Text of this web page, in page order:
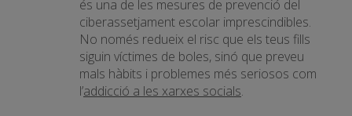
és una de les mesures de prevenció del
ciberassetjament escolar imprescindibles.
No només redueix el risc que els teus fills
siguin víctimes de boles, sinó que preveu
mals hàbits i problemes més seriosos com
l’addicció a les xarxes socials.